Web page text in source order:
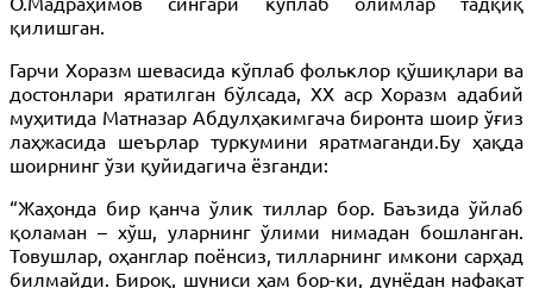
қилишган.
Гарчи Хоразм шевасида кўплаб фольклор қўшиқлари ва
достонлари яратилган бўлсада, ХХ аср Хоразм адабий
муҳитида Матназар Абдулҳакимгача биронта шоир ўғиз
лаҳжасида шеърлар туркумини яратмаганди.Бу ҳақда
шоирнинг ўзи қуйидагича ёзганди:
“Жаҳонда бир қанча ўлик тиллар бор. Баъзида ўйлаб
қоламан – хўш, уларнинг ўлими нимадан бошланган.
Товушлар, оҳанглар поёнсиз, тилларнинг имкони сарҳад
билмайди. Бироқ, шуниси ҳам бор-ки, дунёдан нафақат